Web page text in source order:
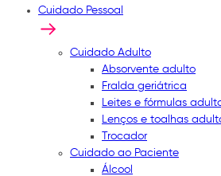
Cuidado Pessoal
Cuidado Adulto
Absorvente adulto
Fralda geriátrica
Leites e fórmulas
Lenços e toalhas
Trocador
Cuidado ao Paciente
Álcool